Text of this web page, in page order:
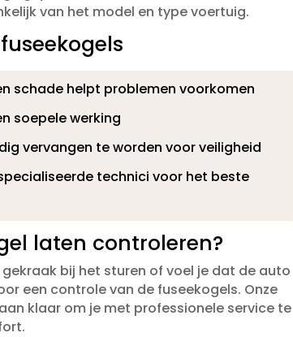
van het model en type voertuig.​
schade helpt problemen voorkomen
soepele werking
vervangen te worden voor veiligheid
technici voor het beste
laten controleren?
bij het sturen of voel je dat de auto
een controle van de fuseekogels.​ Onze
klaar om je met professionele service te